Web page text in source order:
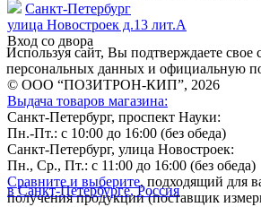
Санкт-Петербург
улица Новостроек д.13 лит.А
Вход со двора
Используя сайт, Вы подтверждаете свое
персональных данных и официальную
© ООО “ПОЗИТРОН-КИП”, 2026
Выдача товаров магазина:
Санкт-Петербург, проспект Науки:
Пн.-Пт.: с 10:00 до 16:00 (без обеда)
Санкт-Петербург, улица Новостроек:
Пн., Ср., Пт.: с 11:00 до 16:00 (без обеда)
Сравните и выберите, подходящий для
получения продукции (поставщик
в Санкт-Петербурге, Россия